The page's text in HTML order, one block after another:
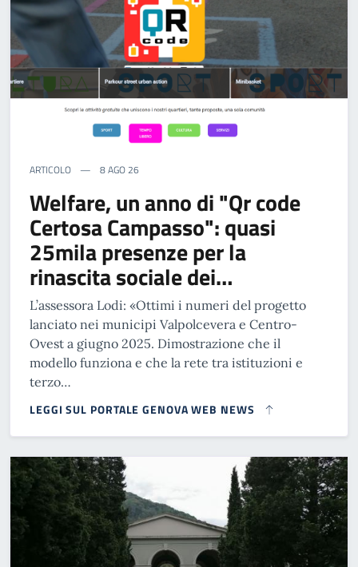
ARTICOLO 8 AGO 26
Welfare, un anno di "Qr code
Certosa Campasso": quasi
25mila presenze per la
rinascita sociale dei…
L’assessora Lodi: «Ottimi i numeri del progetto
lanciato nei municipi Valpolcevera e Centro-
Ovest a giugno 2025. Dimostrazione che il
modello funziona e che la rete tra istituzioni e
terzo…
LEGGI SUL PORTALE GENOVA WEB NEWS